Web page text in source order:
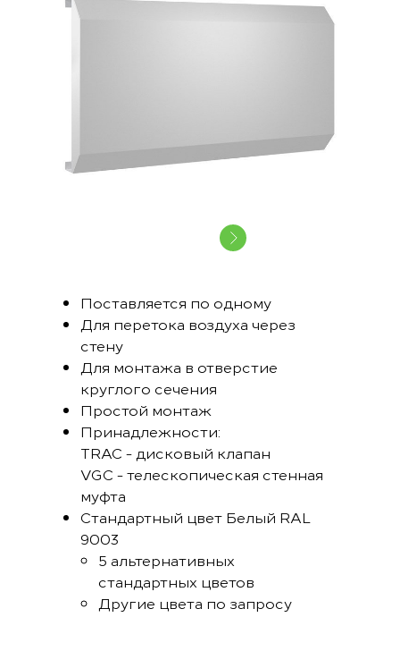
Поставляется по одному
Для перетока воздуха через
стену
Для монтажа в отверстие
круглого сечения
Простой монтаж
Принадлежности:
TRAC - дисковый клапан
VGC - телескопическая стенная
муфта
Стандартный цвет Белый RAL
9003
5 альтернативных
стандартных цветов
Другие цвета по запросу